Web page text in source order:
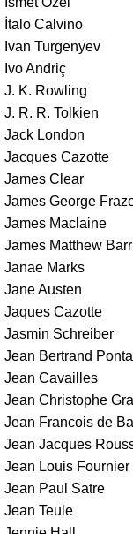
İtalo Calvino
Ivan Turgenyev
Ivo Andriç
J. K. Rowling
J. R. R. Tolkien
Jack London
Jacques Cazotte
James Clear
James George
James Maclaine
James Matthew
Janae Marks
Jane Austen
Jaques Cazotte
Jasmin Schreiber
Jean Bertrand
Jean Cavailles
Jean Christophe
Jean Francois de
Jean Jacques
Jean Louis Fournier
Jean Paul Satre
Jean Teule